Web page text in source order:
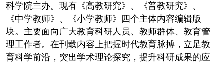
科学院主办。现有《高教研究》、《普教研究》、
《中学教师》、《小学教师》四个主体内容编辑版
块。主要面向广大教育科研人员、教师群体、教育管
理工作者。在刊载内容上把握时代教育脉搏，立足教
育科学前沿，突出学术理论探究，提升科研成果的应